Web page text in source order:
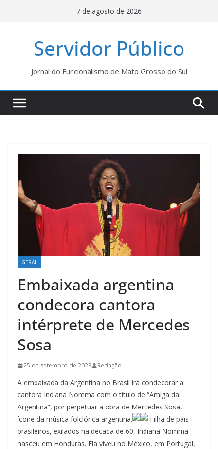
7 de agosto de 2026
Servidor Público
Jornal do Funcionalismo de Mato Grosso do Sul
GERAL
Embaixada argentina
condecora cantora
intérprete de Mercedes
Sosa
25 de setembro de 2023 Redação
A embaixada da Argentina no Brasil irá condecorar a
cantora Indiana Nomma com o título de “Amiga da
Argentina”, por perpetuar a obra de Mercedes Sosa,
ícone da música folclórica argentina.
Filha de pais
brasileiros, exilados na década de 60, Indiana Nomma
nasceu em Honduras. Ela viveu no México, em Portugal,